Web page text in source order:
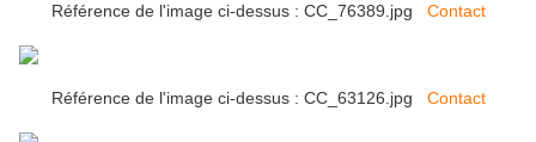
Référence de l'image ci-dessus : CC_76389.jpg Contact
Référence de l'image ci-dessus : CC_63126.jpg Contact